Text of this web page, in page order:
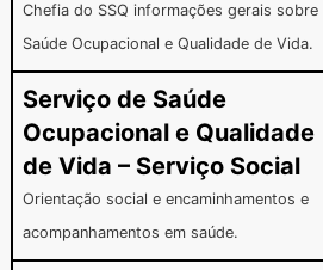
Chefia do SSQ informações gerais sobre
Saúde Ocupacional e Qualidade de Vida.
Serviço de Saúde
Ocupacional e Qualidade
de Vida – Serviço Social
Orientação social e encaminhamentos e
acompanhamentos em saúde.